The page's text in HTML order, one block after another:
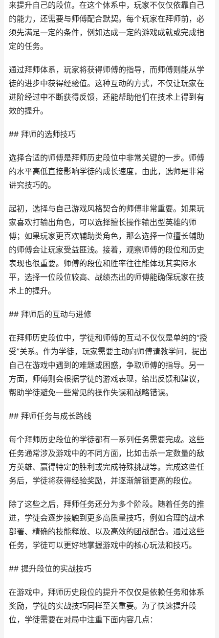
来提升自己的段位。在这个体系中，玩家不仅仅依靠自己
的能力，还需要与师傅配合默契。每个玩家在拜师前，必
须先满足一定的条件，例如达成一定的游戏成就或完成指
定的任务。
通过拜师体系，玩家将获得师傅的指导，而师傅则能从学
徒的进步中获得经验值。这种互动的方式，不仅让玩家在
进阶经过中不断获得反馈，还能帮助他们在技术上得到有
效的提升。
## 拜师的选师技巧
选择合适的师傅是拜师历史段位中非常关键的一步。师傅
的水平高低直接影响学徒的成长速度，由此，选师是非常
讲究技巧的。
起初，选择与自己游戏风格契合的师傅非常重要。如果玩
家喜欢打输出角色，可以选择擅长操作输出型英雄的师
傅；如果玩家更喜欢辅助类角色，那么选择一位擅长辅助
的师傅会让玩家受益匪浅。接着，观察师傅的段位和历史
表现也很重要。师傅的段位和胜率往往能体现其实际水
平，选择一位段位较高、战绩杰出的师傅能确保玩家在技
术上的提升。
## 拜师后的互动与进修
在拜师历史段位中，学徒和师傅的互动不仅仅是单纯的“授
受”关系。作为学徒，玩家需要主动向师傅请教学问，提出
自己在游戏中遇到的难题或困惑，争取师傅的指导。另一
方面，师傅则会根据学徒的游戏表现，给出反馈和建议，
帮助学徒避免一些常见的操作失误和战略错误。
## 拜师任务与成长路线
每个拜师历史段位的学徒都有一系列任务需要完成。这些
任务通常涉及游戏中的不同方面，比如击杀一定数量的敌
方英雄、赢得特定的胜利或完成特殊挑战等。完成这些任
务后，学徒将获得经验奖励，并逐渐解锁更高的段位。
除了这些之后，拜师任务还分为多个阶段。随着任务的推
进，学徒会逐步接触到更多高质量技巧，例如合理的战术
部署、精确的技能释放、以及高效的团战配合。通过这些
任务，学徒可以更好地掌握游戏中的核心玩法和技巧。
## 提升段位的实战技巧
在游戏中，拜师历史段位的提升不仅仅是依赖任务和体系
奖励，学徒的实战技巧同样至关重要。为了快速提升段
位，学徒需要在对局中注重下面内容几点：